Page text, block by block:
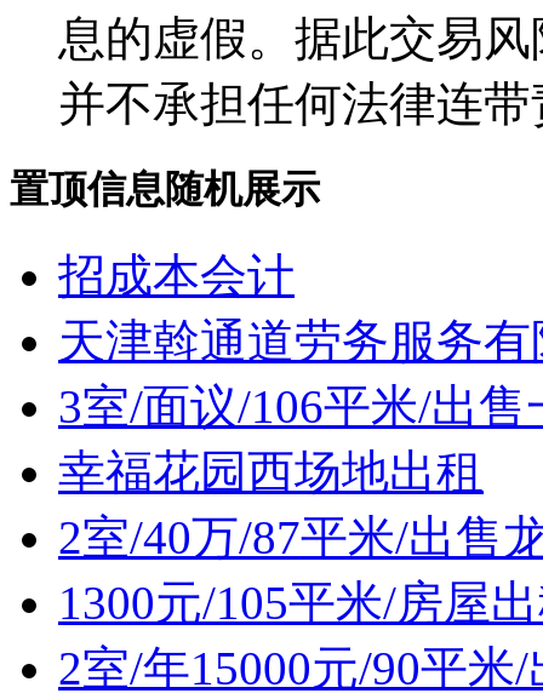
息的虚假。据此交易
并不承担任何法律连
置顶信息随机展示
招成本会计
天津斡通道劳务服务
3室/面议/106平米/出
幸福花园西场地出租
2室/40万/87平米/出售
1300元/105平米/房屋
2室/年15000元/90平